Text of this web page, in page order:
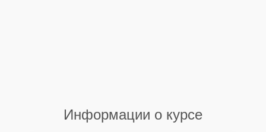
Информации о курсе